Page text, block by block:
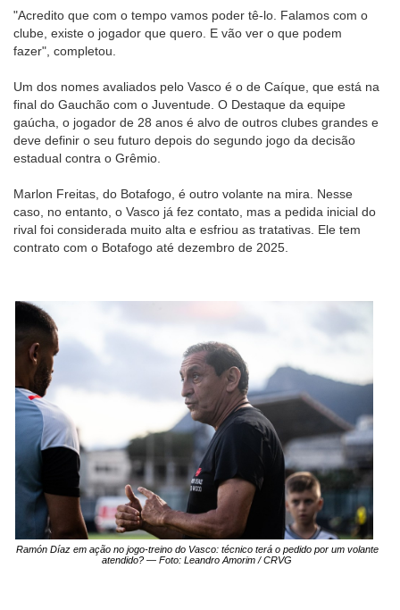
"Acredito que com o tempo vamos poder tê-lo. Falamos com o
clube, existe o jogador que quero. E vão ver o que podem
fazer", completou.
Um dos nomes avaliados pelo Vasco é o de Caíque, que está na
final do Gauchão com o Juventude. O Destaque da equipe
gaúcha, o jogador de 28 anos é alvo de outros clubes grandes e
deve definir o seu futuro depois do segundo jogo da decisão
estadual contra o Grêmio.
Marlon Freitas, do Botafogo, é outro volante na mira. Nesse
caso, no entanto, o Vasco já fez contato, mas a pedida inicial do
rival foi considerada muito alta e esfriou as tratativas. Ele tem
contrato com o Botafogo até dezembro de 2025.
Ramón Díaz em ação no jogo-treino do Vasco: técnico terá o pedido por um volante
atendido? — Foto: Leandro Amorim / CRVG